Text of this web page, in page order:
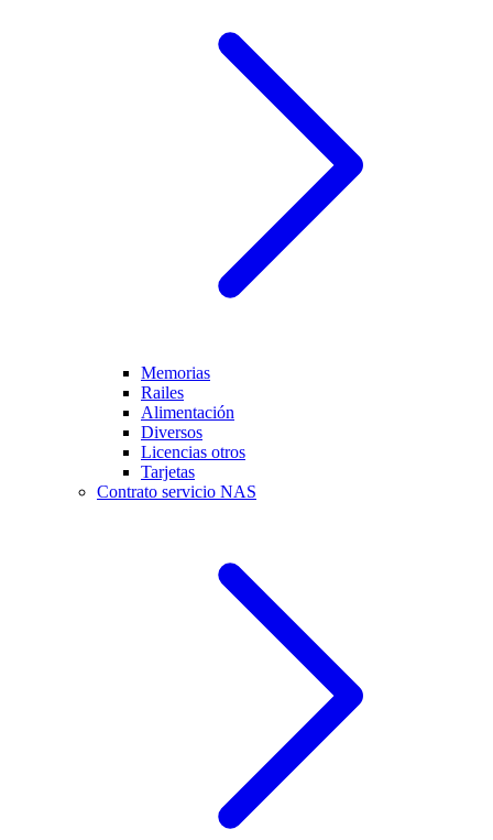
Memorias
Railes
Alimentación
Diversos
Licencias otros
Tarjetas
Contrato servicio NAS